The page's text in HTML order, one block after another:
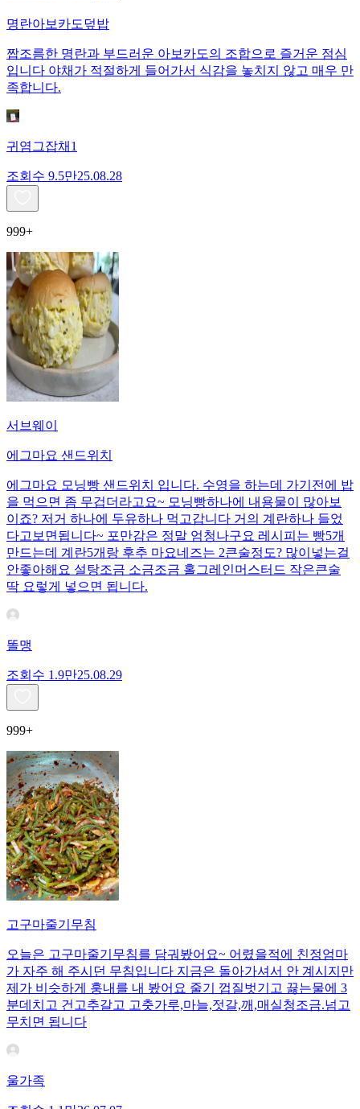
명란아보카도덮밥
짭조름한 명란과 부드러운 아보카도의 조합으로 즐거운 점심
입니다 야채가 적절하게 들어가서 식감을 놓치지 않고 매우 만
족합니다.
귀염그잡채1
조회수 9.5만25.08.28
999+
서브웨이
에그마요 샌드위치
에그마요 모닝빵 샌드위치 입니다. 수영을 하는데 가기전에 밥
을 먹으면 좀 무겁더라고요~ 모닝빵하나에 내용물이 많아보
이죠? 저거 하나에 두유하나 먹고갑니다 거의 계란하나 들었
다고보면됩니다~ 포만감은 정말 엄청나구요 레시피는 빵5개
만드는데 계란5개랑 후추 마요네즈는 2큰술정도? 많이넣는걸
안좋아해요 설탕조금 소금조금 홀그레인머스터드 작은큰술
딱 요렇게 넣으면 됩니다.
똘맹
조회수 1.9만25.08.29
999+
고구마줄기무침
오늘은 고구마줄기무침를 담궈봤어요~ 어렸을적에 친정엄마
가 자주 해 주시던 무침입니다 지금은 돌아가셔서 안 계시지만
제가 비슷하게 훙내를 내 봤어요 줄기 껍질벗기고 끓는물에 3
분데치고 건고추갈고 고춧가루,마늘,젓갈,깨,매실청조금.넘고
무치면 됩니다
울가족